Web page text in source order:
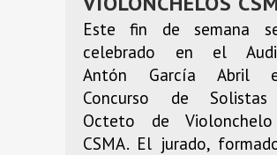
Este fin de semana
celebrado en el
Antón García
Concurso de
Octeto de
CSMA. El jurado,